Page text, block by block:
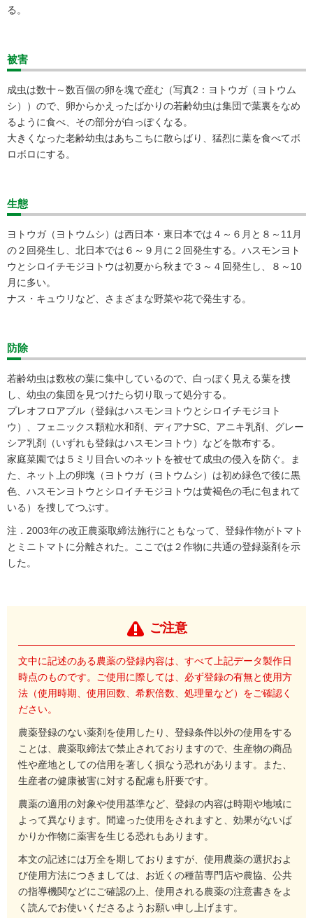
る。
被害
成虫は数十～数百個の卵を塊で産む（写真2：ヨトウガ（ヨトウム
シ））ので、卵からかえったばかりの若齢幼虫は集団で葉裏をなめ
るように食べ、その部分が白っぽくなる。
大きくなった老齢幼虫はあちこちに散らばり、猛烈に葉を食べてボ
ロボロにする。
生態
ヨトウガ（ヨトウムシ）は西日本・東日本では４～６月と８～11月
の２回発生し、北日本では６～９月に２回発生する。ハスモンヨト
ウとシロイチモジヨトウは初夏から秋まで３～４回発生し、８～10
月に多い。
ナス・キュウリなど、さまざまな野菜や花で発生する。
防除
若齢幼虫は数枚の葉に集中しているので、白っぽく見える葉を捜
し、幼虫の集団を見つけたら切り取って処分する。
プレオフロアブル（登録はハスモンヨトウとシロイチモジヨト
ウ）、フェニックス顆粒水和剤、ディアナSC、アニキ乳剤、グレー
シア乳剤（いずれも登録はハスモンヨトウ）などを散布する。
家庭菜園では５ミリ目合いのネットを被せて成虫の侵入を防ぐ。ま
た、ネット上の卵塊（ヨトウガ（ヨトウムシ）は初め緑色で後に黒
色、ハスモンヨトウとシロイチモジヨトウは黄褐色の毛に包まれて
いる）を捜してつぶす。
注．2003年の改正農薬取締法施行にともなって、登録作物がトマト
とミニトマトに分離された。ここでは２作物に共通の登録薬剤を示
した。
ご注意
文中に記述のある農薬の登録内容は、すべて上記データ製作日
時点のものです。ご使用に際しては、必ず登録の有無と使用方
法（使用時期、使用回数、希釈倍数、処理量など）をご確認く
ださい。
農薬登録のない薬剤を使用したり、登録条件以外の使用をする
ことは、農薬取締法で禁止されておりますので、生産物の商品
性や産地としての信用を著しく損なう恐れがあります。また、
生産者の健康被害に対する配慮も肝要です。
農薬の適用の対象や使用基準など、登録の内容は時期や地域に
よって異なります。間違った使用をされますと、効果がないば
かりか作物に薬害を生じる恐れもあります。
本文の記述には万全を期しておりますが、使用農薬の選択およ
び使用方法につきましては、お近くの種苗専門店や農協、公共
の指導機関などにご確認の上、使用される農薬の注意書きをよ
く読んでお使いくださるようお願い申し上げます。